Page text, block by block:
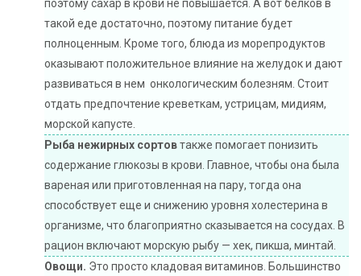
поэтому сахар в крови не повышается. А вот белков в
такой еде достаточно, поэтому питание будет
полноценным. Кроме того, блюда из морепродуктов
оказывают положительное влияние на желудок и дают
развиваться в нем онкологическим болезням. Стоит
отдать предпочтение креветкам, устрицам, мидиям,
морской капусте.
Рыба нежирных сортовтакже помогает понизить
содержание глюкозы в крови. Главное, чтобы она была
вареная или приготовленная на пару, тогда она
способствует еще и снижению уровня холестерина в
организме, что благоприятно сказывается на сосудах. В
рацион включают морскую рыбу — хек, пикша, минтай.
Овощи. Это просто кладовая витаминов. Большинство